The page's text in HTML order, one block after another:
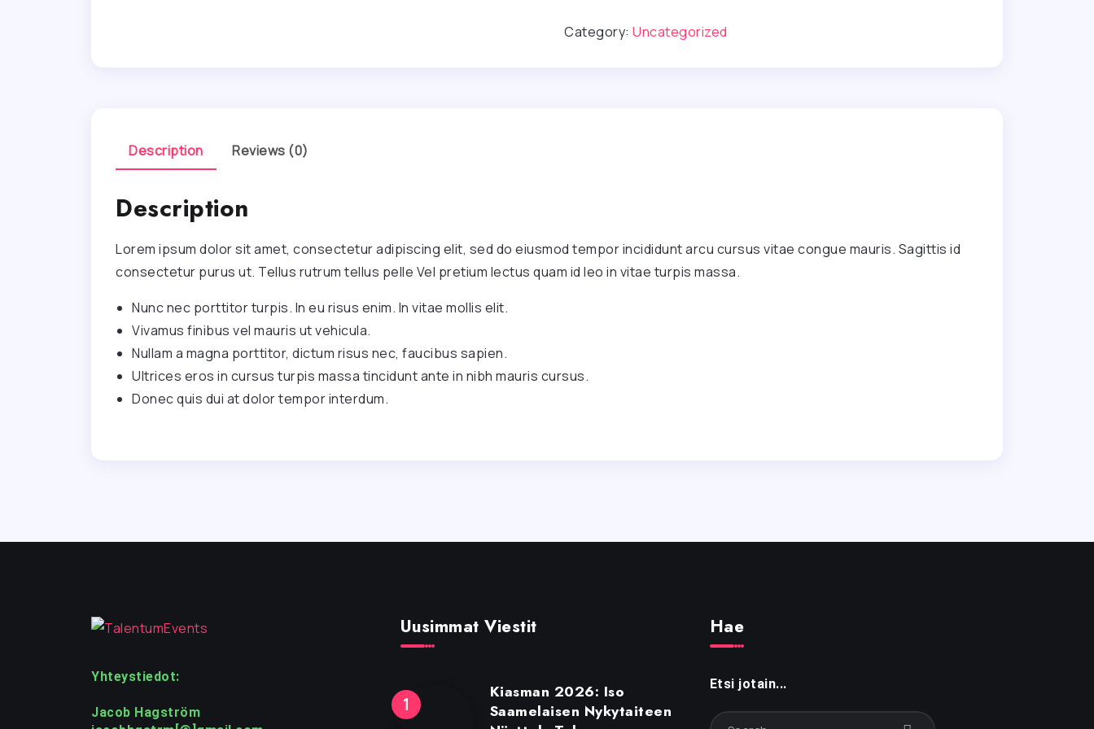
Category:Uncategorized
Description Reviews (0)
Description
Lorem ipsum dolor sit amet, consectetur adipiscing elit, sed do eiusmod tempor incididunt arcu cursus vitae congue mauris. Sagittis id
consectetur purus ut. Tellus rutrum tellus pelle Vel pretium lectus quam id leo in vitae turpis massa.
Nunc nec porttitor turpis. In eu risus enim. In vitae mollis elit.
Vivamus finibus vel mauris ut vehicula.
Nullam a magna porttitor, dictum risus nec, faucibus sapien.
Ultrices eros in cursus turpis massa tincidunt ante in nibh mauris cursus.
Donec quis dui at dolor tempor interdum.
Yhteystiedot:
Jacob Hagström
Uusimmat Viestit
Kiasman 2026: Iso
Saamelaisen Nykytaiteen
Hae
Etsi jotain...